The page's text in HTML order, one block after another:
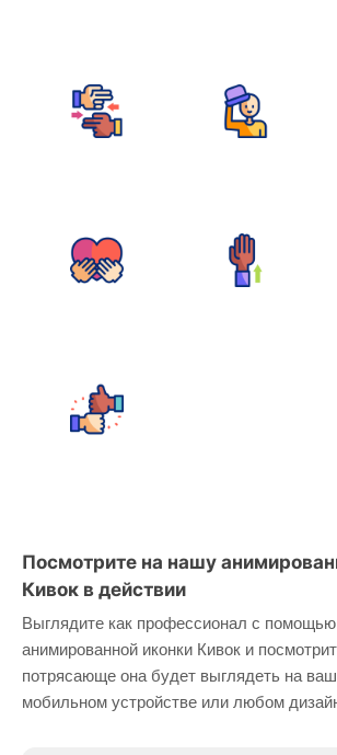
Посмотрите на нашу
Кивок в действии
Выглядите как профессионал с
анимированной иконки Кивок и
потрясающе она будет выглядеть на
мобильном устройстве или любом